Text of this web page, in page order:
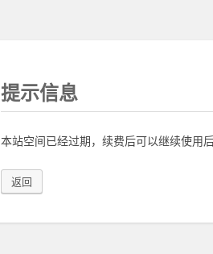
提示信息
本站空间已经过期，续费后可以继续使用
返回